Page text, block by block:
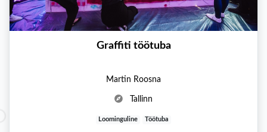
Graffiti töötuba
Martin Roosna
Tallinn
Loominguline Töötuba